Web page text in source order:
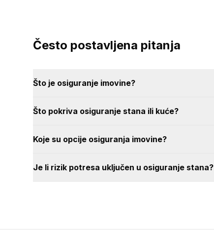
Često postavljena pitanja
Što je osiguranje imovine?
Što pokriva osiguranje stana ili kuće?
Koje su opcije osiguranja imovine?
Je li rizik potresa uključen u osiguranje stana?